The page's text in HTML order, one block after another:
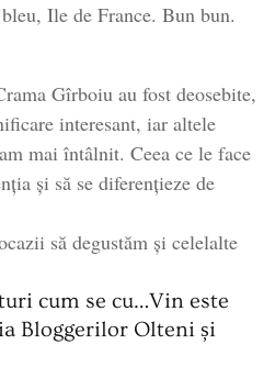
Ile de France. Bun bun.
Gîrboiu au fost deosebite,
interesant, iar altele
mai întâlnit. Ceea ce le face
și să se diferențieze de
să degustăm și celelalte
cum se cu…Vin este
Bloggerilor Olteni și